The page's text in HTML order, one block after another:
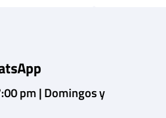
pm | Domingos y